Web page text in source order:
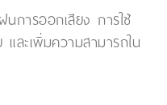
การออกเสียง การใช้
ละเพิ่มความสามารถใน